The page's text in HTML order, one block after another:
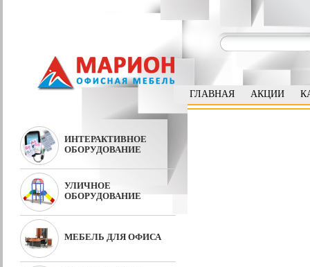
ГЛАВНАЯ АКЦИИ
ИНТЕРАКТИВНОЕ
ОБОРУДОВАНИЕ
УЛИЧНОЕ
ОБОРУДОВАНИЕ
МЕБЕЛЬ ДЛЯ ОФИСА